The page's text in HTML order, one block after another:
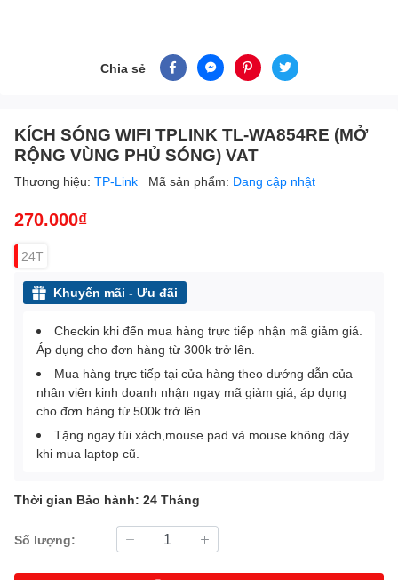
Chia sẻ
KÍCH SÓNG WIFI TPLINK TL-WA854RE (MỞ
RỘNG VÙNG PHỦ SÓNG) VAT
Thương hiệu: TP-Link Mã sản phẩm: Đang cập nhật
270.000₫
24T
Khuyến mãi - Ưu đãi
Checkin khi đến mua hàng trực tiếp nhận mã giảm giá.
Áp dụng cho đơn hàng từ 300k trở lên.
Mua hàng trực tiếp tại cửa hàng theo dướng dẫn của
nhân viên kinh doanh nhận ngay mã giảm giá, áp dụng
cho đơn hàng từ 500k trở lên.
Tặng ngay túi xách,mouse pad và mouse không dây
khi mua laptop cũ.
Thời gian Bảo hành: 24 Tháng
Số lượng: